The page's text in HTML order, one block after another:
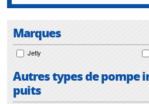
Marques
Jetly
Autres types de pompe
puits